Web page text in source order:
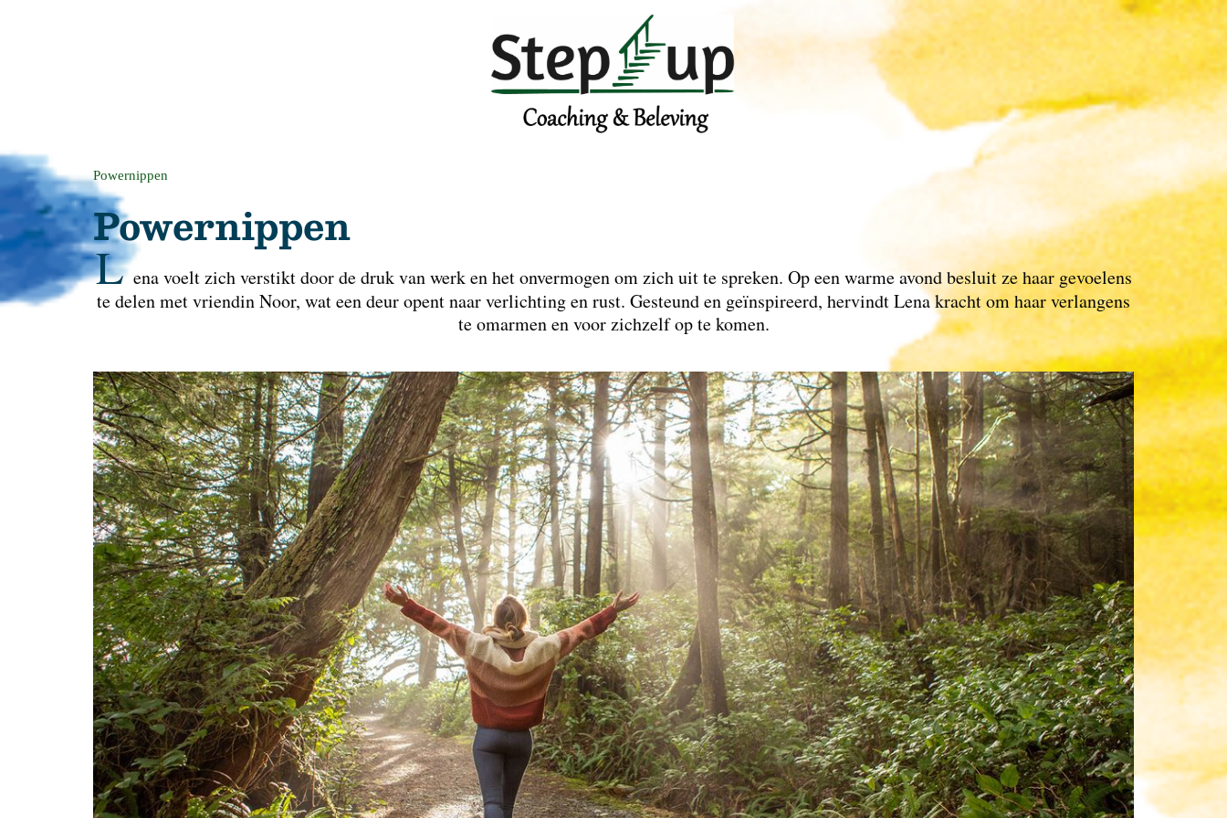
Powernippen
Powernippen
L ena voelt zich verstikt door de druk van werk en het onvermogen om zich uit te spreken. Op een warme avond besluit ze haar gevoelens
te delen met vriendin Noor, wat een deur opent naar verlichting en rust. Gesteund en geïnspireerd, hervindt Lena kracht om haar verlangens
te omarmen en voor zichzelf op te komen.